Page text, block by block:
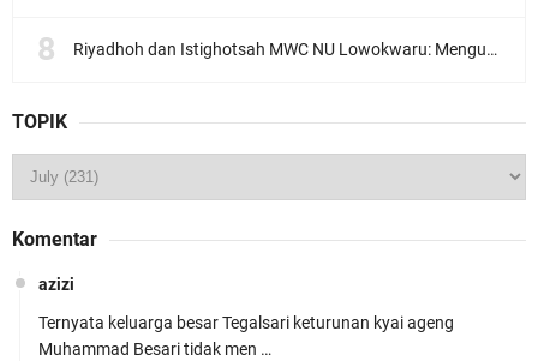
Riyadhoh dan Istighotsah MWC NU Lowokwaru: Menguatkan Doa, Menjalin Ukhuwah Menyambut Muktamar NU ke-35
TOPIK
Komentar
azizi
Ternyata keluarga besar Tegalsari keturunan kyai ageng
Muhammad Besari tidak men …